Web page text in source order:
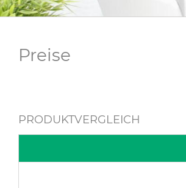
Preise
PRODUKTVERGLEICH